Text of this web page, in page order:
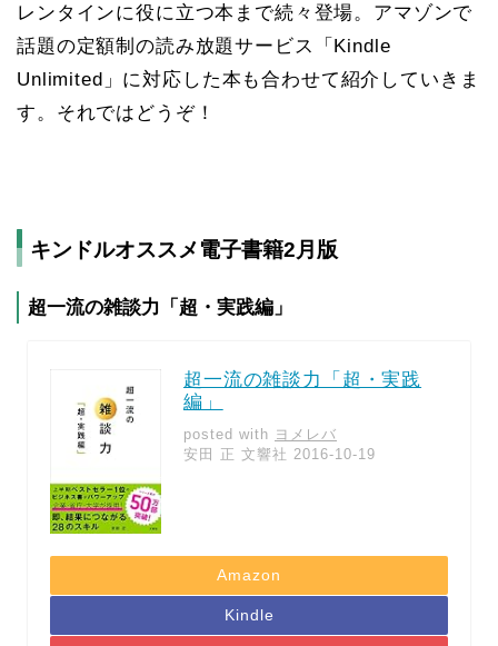
レンタインに役に立つ本まで続々登場。アマゾンで
話題の定額制の読み放題サービス「Kindle
Unlimited」に対応した本も合わせて紹介していきま
す。それではどうぞ！
キンドルオススメ電子書籍2月版
超一流の雑談力「超・実践編」
超一流の雑談力「超・実践
編」
posted with ヨメレバ
安田 正 文響社 2016-10-19
Amazon
Kindle